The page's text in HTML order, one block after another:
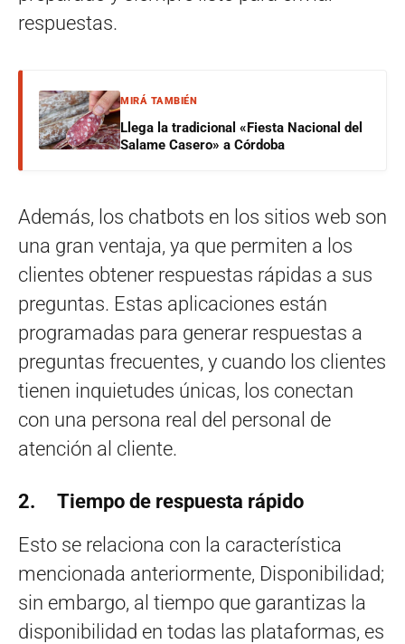
respuestas.
MIRÁ TAMBIÉN
Llega la tradicional «Fiesta Nacional del
Salame Casero» a Córdoba
Además, los chatbots en los sitios web son
una gran ventaja, ya que permiten a los
clientes obtener respuestas rápidas a sus
preguntas. Estas aplicaciones están
programadas para generar respuestas a
preguntas frecuentes, y cuando los clientes
tienen inquietudes únicas, los conectan
con una persona real del personal de
atención al cliente.
2. Tiempo de respuesta rápido
Esto se relaciona con la característica
mencionada anteriormente, Disponibilidad;
sin embargo, al tiempo que garantizas la
disponibilidad en todas las plataformas, es